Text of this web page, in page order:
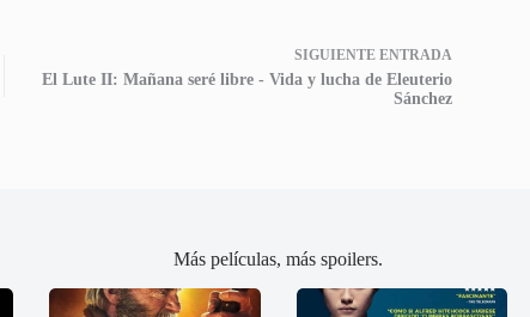
SIGUIENTE ENTRADA
El Lute II: Mañana seré libre - Vida y lucha de Eleuterio
Sánchez
Más películas, más spoilers.